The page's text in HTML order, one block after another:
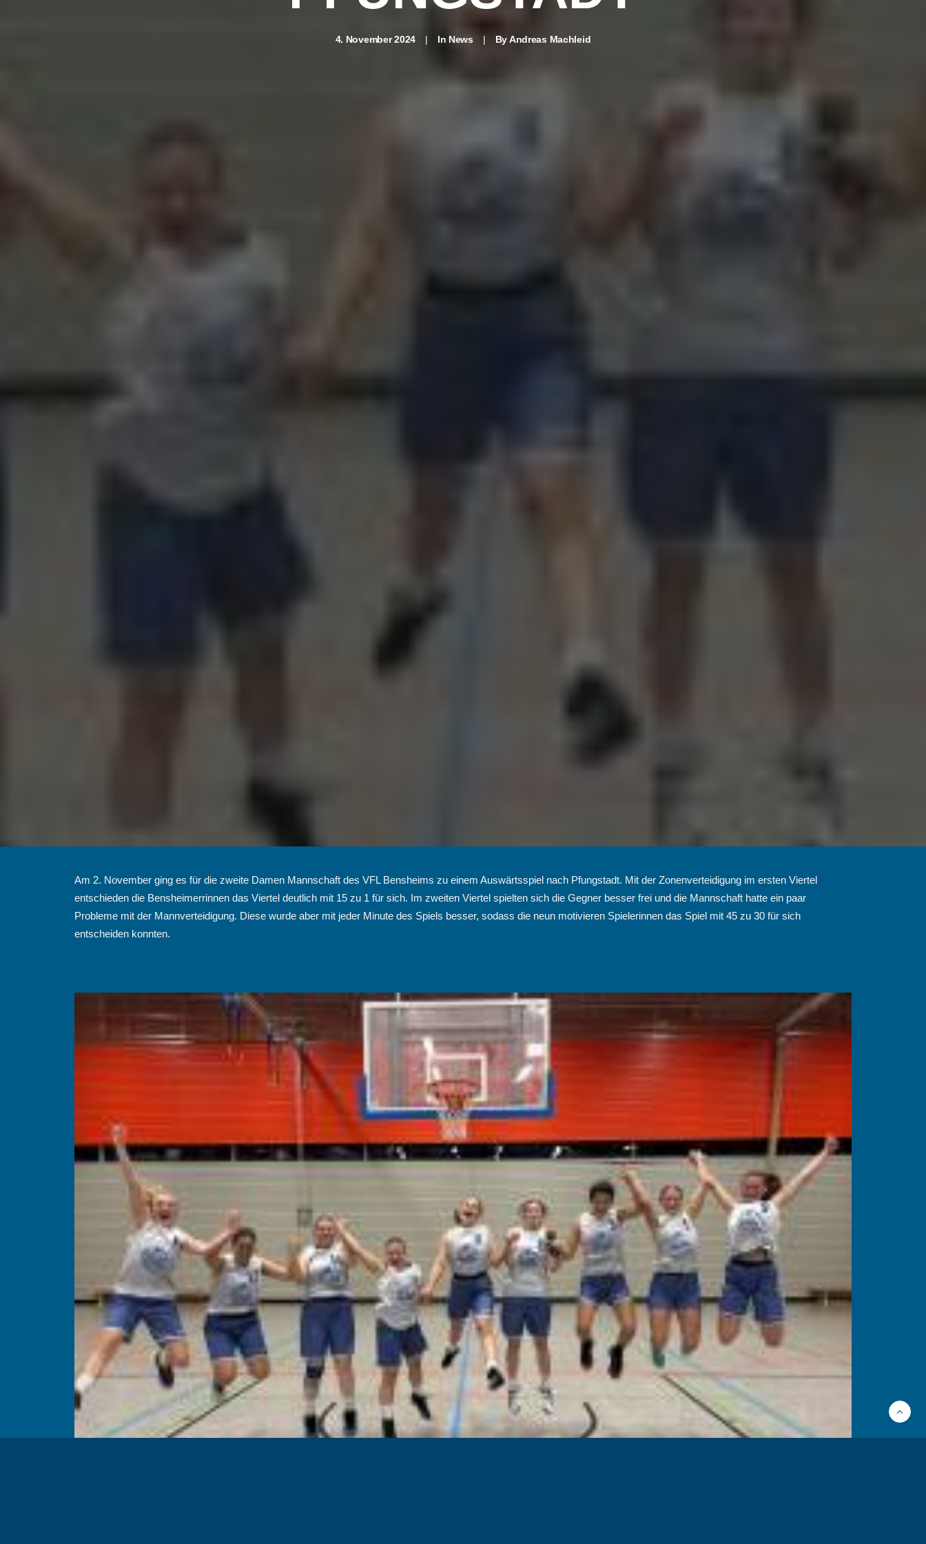
4. November 2024 | In News | ByAndreas Machleid
Am 2. November ging es für die zweite Damen Mannschaft des VFL Bensheims zu einem Auswärtsspiel nach Pfungstadt. Mit der Zonenverteidigung im ersten Viertel
entschieden die Bensheimerrinnen das Viertel deutlich mit 15 zu 1 für sich. Im zweiten Viertel spielten sich die Gegner besser frei und die Mannschaft hatte ein paar
Probleme mit der Mannverteidigung. Diese wurde aber mit jeder Minute des Spiels besser, sodass die neun motivieren Spielerinnen das Spiel mit 45 zu 30 für sich
entscheiden konnten.